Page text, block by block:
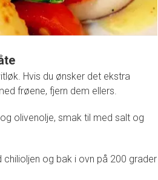
Hvis du ønsker det ekstra
frøene, fjern dem ellers.
olivenolje, smak til med salt og
chilioljen og bak i ovn på 200 grader